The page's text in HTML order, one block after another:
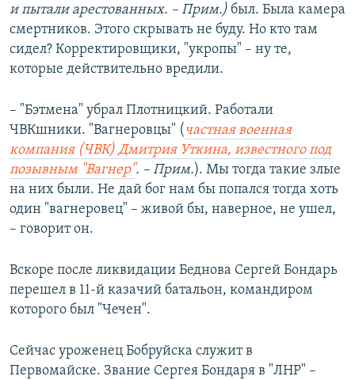
и пытали арестованных. – Прим.) был. Была камера
смертников. Этого скрывать не буду. Но кто там
сидел? Корректировщики, "укропы" – ну те,
которые действительно вредили.
– "Бэтмена" убрал Плотницкий. Работали
ЧВКшники. "Вагнеровцы" ( частная военная
компания (ЧВК) Дмитрия Уткина, известного под
позывным "Вагнер". – Прим.). Мы тогда такие злые
на них были. Не дай бог нам бы попался тогда хоть
один "вагнеровец" – живой бы, наверное, не ушел,
– говорит он.
Вскоре после ликвидации Беднова Сергей Бондарь
перешел в 11-й казачий батальон, командиром
которого был "Чечен".
Сейчас уроженец Бобруйска служит в
Первомайске. Звание Сергея Бондаря в "ЛНР" –